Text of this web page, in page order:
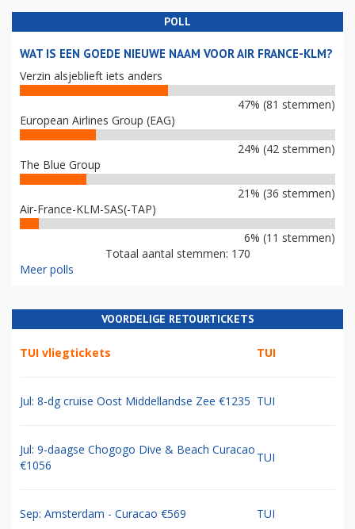
POLL
WAT IS EEN GOEDE NIEUWE NAAM VOOR AIR FRANCE-KLM?
Verzin alsjeblieft iets anders
47% (81 stemmen)
European Airlines Group (EAG)
24% (42 stemmen)
The Blue Group
21% (36 stemmen)
Air-France-KLM-SAS(-TAP)
6% (11 stemmen)
Totaal aantal stemmen: 170
Meer polls
VOORDELIGE RETOURTICKETS
TUI vliegtickets TUI
Jul: 8-dg cruise Oost Middellandse Zee €1235 TUI
Jul: 9-daagse Chogogo Dive & Beach Curacao
€1056
TUI
Sep: Amsterdam - Curacao €569 TUI